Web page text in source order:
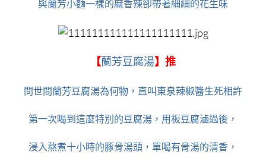
與蘭芳小麵一樣的麻香辣卻帶著細細的花生味
【蘭芳豆腐湯】推
問世間蘭芳豆腐湯為何物，直叫東泉辣椒醬生死相許
第一次喝到這麼特別的豆腐湯，用板豆腐滷過後，
浸入熬煮十小時的豚骨湯頭，單喝有骨湯的清香，